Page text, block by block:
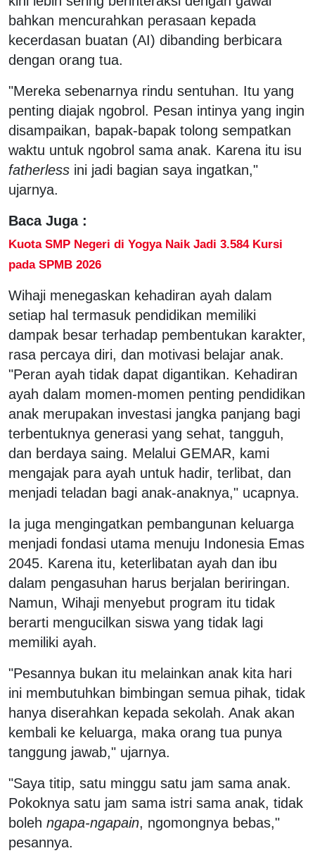
bahkan mencurahkan perasaan kepada
kecerdasan buatan (AI) dibanding berbicara
dengan orang tua.
"Mereka sebenarnya rindu sentuhan. Itu yang
penting diajak ngobrol. Pesan intinya yang ingin
disampaikan, bapak-bapak tolong sempatkan
waktu untuk ngobrol sama anak. Karena itu isu
fatherless ini jadi bagian saya ingatkan,"
ujarnya.
Baca Juga :
Kuota SMP Negeri di Yogya Naik Jadi 3.584 Kursi
pada SPMB 2026
Wihaji menegaskan kehadiran ayah dalam
setiap hal termasuk pendidikan memiliki
dampak besar terhadap pembentukan karakter,
rasa percaya diri, dan motivasi belajar anak.
"Peran ayah tidak dapat digantikan. Kehadiran
ayah dalam momen-momen penting pendidikan
anak merupakan investasi jangka panjang bagi
terbentuknya generasi yang sehat, tangguh,
dan berdaya saing. Melalui GEMAR, kami
mengajak para ayah untuk hadir, terlibat, dan
menjadi teladan bagi anak-anaknya," ucapnya.
Ia juga mengingatkan pembangunan keluarga
menjadi fondasi utama menuju Indonesia Emas
2045. Karena itu, keterlibatan ayah dan ibu
dalam pengasuhan harus berjalan beriringan.
Namun, Wihaji menyebut program itu tidak
berarti mengucilkan siswa yang tidak lagi
memiliki ayah.
"Pesannya bukan itu melainkan anak kita hari
ini membutuhkan bimbingan semua pihak, tidak
hanya diserahkan kepada sekolah. Anak akan
kembali ke keluarga, maka orang tua punya
tanggung jawab," ujarnya.
"Saya titip, satu minggu satu jam sama anak.
Pokoknya satu jam sama istri sama anak, tidak
boleh ngapa-ngapain, ngomongnya bebas,"
pesannya.